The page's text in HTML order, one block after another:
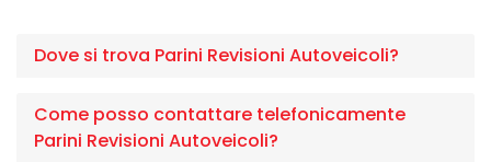
Dove si trova Parini Revisioni Autoveicoli?
Come posso contattare telefonicamente
Parini Revisioni Autoveicoli?